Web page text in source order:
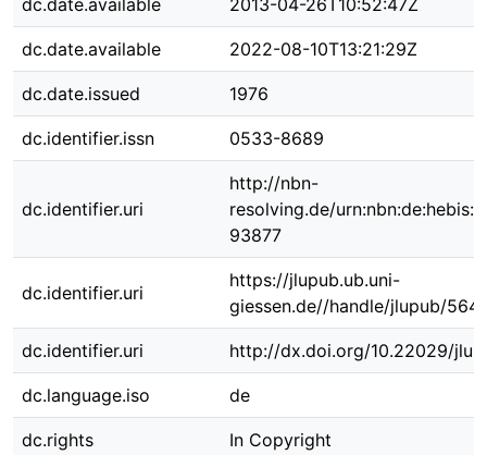
dc.date.available 2013-04-26T10:52:47Z
dc.date.available 2022-08-10T13:21:29Z
dc.date.issued 1976
dc.identifier.issn 0533-8689
dc.identifier.uri
http://nbn-
resolving.de/
93877
dc.identifier.uri
https://jlupub.ub.uni-
giessen.de//handle/jlupub/
dc.identifier.uri http://dx.doi.org/10.22029/
dc.language.iso de
dc.rights In Copyright